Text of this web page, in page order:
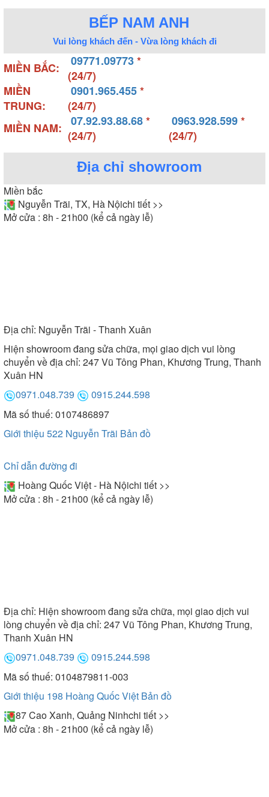
BẾP NAM ANH
Vui lòng khách đến - Vừa lòng khách đi
MIỀN BẮC: 09771.09773*
(24/7)
MIỀN
TRUNG:
0901.965.455*
(24/7)
MIỀN NAM:
07.92.93.88.68*
(24/7)
0963.928.599*
(24/7)
Địa chỉ showroom
Miền bắc
Nguyễn Trãi, TX, Hà Nộichi tiết >>
Mở cửa : 8h - 21h00 (kể cả ngày lễ)
Địa chỉ: Nguyễn Trãi - Thanh Xuân
Hiện showroom đang sửa chữa, mọi giao dịch vui lòng
chuyển về địa chỉ: 247 Vũ Tông Phan, Khương Trung, Thanh
Xuân HN
0971.048.739
0915.244.598
Mã số thuế: 0107486897
Giới thiệu 522 Nguyễn Trãi Bản đồ
Chỉ dẫn đường đi
Hoàng Quốc Việt - Hà Nộichi tiết >>
Mở cửa : 8h - 21h00 (kể cả ngày lễ)
Địa chỉ: Hiện showroom đang sửa chữa, mọi giao dịch vui
lòng chuyển về địa chỉ: 247 Vũ Tông Phan, Khương Trung,
Thanh Xuân HN
0971.048.739
0915.244.598
Mã số thuế: 0104879811-003
Giới thiệu 198 Hoàng Quốc Việt Bản đồ
87 Cao Xanh, Quảng Ninhchi tiết >>
Mở cửa : 8h - 21h00 (kể cả ngày lễ)